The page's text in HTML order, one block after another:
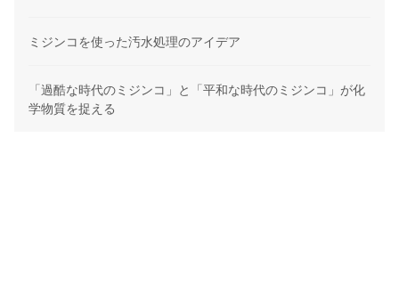
ミジンコを使った汚水処理のアイデア
「過酷な時代のミジンコ」と「平和な時代のミジンコ」が化
学物質を捉える